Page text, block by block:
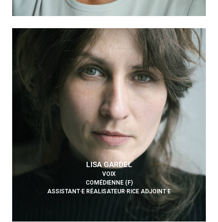
LISA GARDEL
VOIX
COMÉDIENNE (F)
ASSISTANT·E RÉALISATEUR·RICE ADJOINT·E